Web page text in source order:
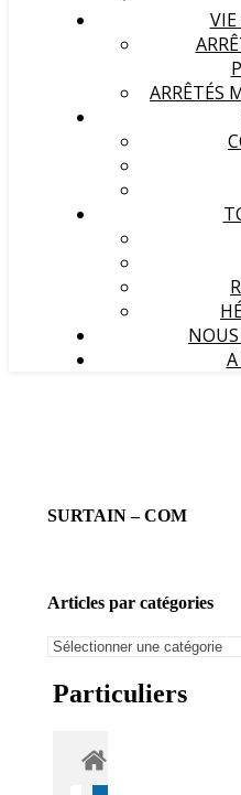
ARRÊTÉS
SURTAIN – COM
Articles par catégories
Articles
catégories
Particuliers